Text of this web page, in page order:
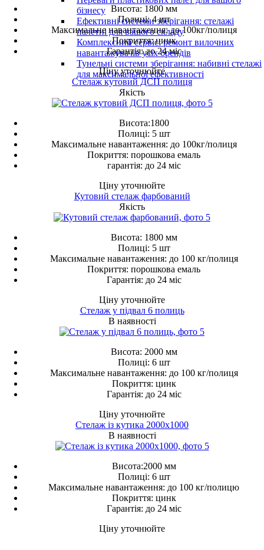
бізнесу
Ефективні системи зберігання: стелажі
палетні для вашого складу
Комплексний сервіс: ремонт вилочних
навантажувачів усіх брендів
Тунельні системи зберігання: набивні стелажі
для максимальної ефективності
Висота: 1800 мм
Полиці: 4 шт
Максимальне навантаження: до 100кг/полиця
Покриття: цинк
Гарантія: до 24 міс
Ціну уточнюйте
Стелаж кутовий ДСП полиця
Якість
Висота:1800
Полиці: 5 шт
Максимальне навантаження: до 100кг/полиця
Покриття: порошкова емаль
гарантія: до 24 міс
Ціну уточнюйте
Кутовий стелаж фарбований
Якість
Висота: 1800 мм
Полиці: 5 шт
Максимальне навантаження: до 100 кг/полиця
Покриття: порошкова емаль
Гарантія: до 24 міс
Ціну уточнюйте
Стелаж у підвал 6 полиць
В наявності
Висота: 2000 мм
Полиці: 6 шт
Максимальне навантаження: до 100 кг/полиця
Покриття: цинк
Гарантія: до 24 міс
Ціну уточнюйте
Стелаж із кутика 2000х1000
В наявності
Висота:2000 мм
Полиці: 6 шт
Максимальне навантаження: до 100 кг/полицю
Покриття: цинк
Гарантія: до 24 міс
Ціну уточнюйте